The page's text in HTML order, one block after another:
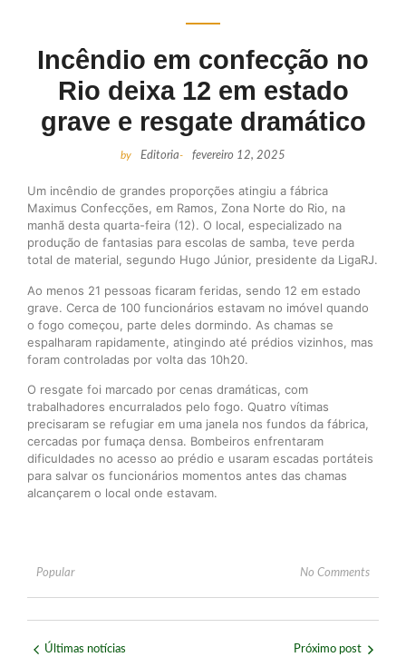
Incêndio em confecção no
Rio deixa 12 em estado
grave e resgate dramático
by Editoria- fevereiro 12, 2025
Um incêndio de grandes proporções atingiu a fábrica
Maximus Confecções, em Ramos, Zona Norte do Rio, na
manhã desta quarta-feira (12). O local, especializado na
produção de fantasias para escolas de samba, teve perda
total de material, segundo Hugo Júnior, presidente da LigaRJ.
Ao menos 21 pessoas ficaram feridas, sendo 12 em estado
grave. Cerca de 100 funcionários estavam no imóvel quando
o fogo começou, parte deles dormindo. As chamas se
espalharam rapidamente, atingindo até prédios vizinhos, mas
foram controladas por volta das 10h20.
O resgate foi marcado por cenas dramáticas, com
trabalhadores encurralados pelo fogo. Quatro vítimas
precisaram se refugiar em uma janela nos fundos da fábrica,
cercadas por fumaça densa. Bombeiros enfrentaram
dificuldades no acesso ao prédio e usaram escadas portáteis
para salvar os funcionários momentos antes das chamas
alcançarem o local onde estavam.
Popular No Comments
Últimas notícias Próximo post